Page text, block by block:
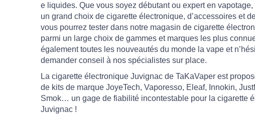
e liquides. Que vous soyez débutant ou expert en vapotage,
un grand choix de cigarette électronique, d’accessoires et
vous pourrez tester dans notre magasin de cigarette
parmi un large choix de gammes et marques les plus
également toutes les nouveautés du monde la vape et
demander conseil à nos spécialistes sur place.
La cigarette électronique Juvignac de TaKaVaper est
de kits de marque JoyeTech, Vaporesso, Eleaf, Innokin,
Smok… un gage de fiabilité incontestable pour la cigarette
Juvignac !